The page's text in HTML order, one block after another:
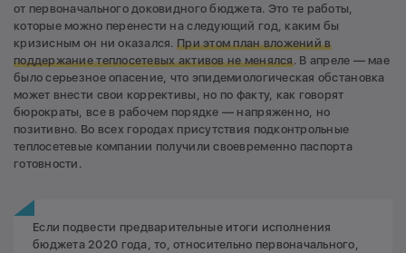
от первоначального доковидного бюджета. Это те работы,
которые можно перенести на следующий год, каким бы
кризисным он ни оказался.При этом план вложений в
поддержание теплосетевых активов не менялся. В апреле — мае
было серьезное опасение, что эпидемиологическая обстановка
может внести свои коррективы, но по факту, как говорят
бюрократы, все в рабочем порядке — напряженно, но
позитивно. Во всех городах присутствия подконтрольные
теплосетевые компании получили своевременно паспорта
готовности.
Если подвести предварительные итоги исполнения
бюджета 2020 года, то, относительно первоначального,